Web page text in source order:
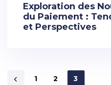
Exploration des
du Paiement :
et Perspectives
1 2 3